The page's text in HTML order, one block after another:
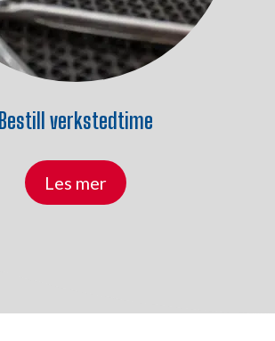
Bestill verkstedtime
Les mer